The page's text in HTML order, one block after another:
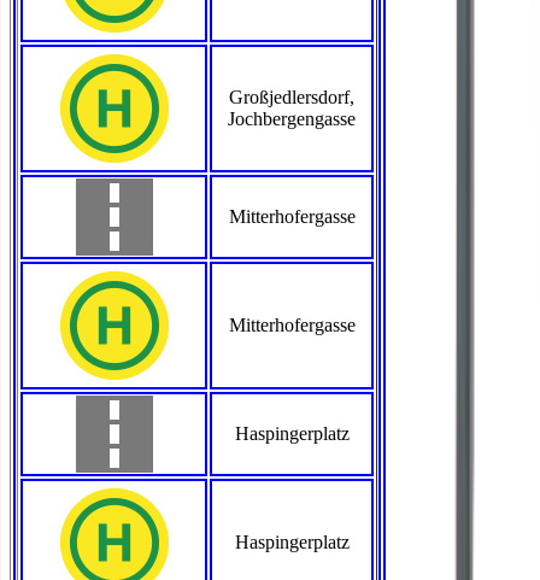
Großjedlersdorf,
Jochbergengasse
Mitterhofergasse
Mitterhofergasse
Haspingerplatz
Haspingerplatz